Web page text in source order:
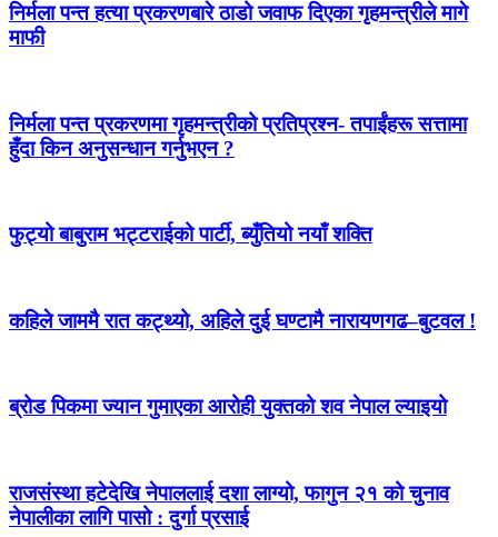
निर्मला पन्त हत्या प्रकरणबारे ठाडो जवाफ दिएका गृहमन्त्रीले मागे
माफी
निर्मला पन्त प्रकरणमा गृहमन्त्रीको प्रतिप्रश्न- तपाईंहरू सत्तामा
हुँदा किन अनुसन्धान गर्नुभएन ?
फुट्यो बाबुराम भट्टराईको पार्टी, ब्युँतियो नयाँ शक्ति
कहिले जाममै रात कट्थ्यो, अहिले दुई घण्टामै नारायणगढ–बुटवल !
ब्रोड पिकमा ज्यान गुमाएका आरोही युक्तको शव नेपाल ल्याइयो
राजसंस्था हटेदेखि नेपाललाई दशा लाग्यो, फागुन २१ को चुनाव
नेपालीका लागि पासो : दुर्गा प्रसाई